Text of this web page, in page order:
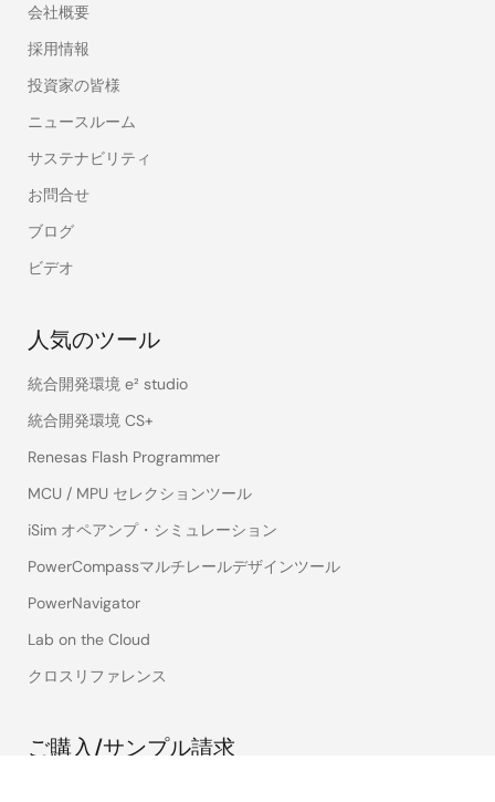
会社概要
採用情報
投資家の皆様
ニュースルーム
サステナビリティ
お問合せ
ブログ
ビデオ
人気のツール
統合開発環境 e² studio
統合開発環境 CS+
Renesas Flash Programmer
MCU / MPU セレクションツール
iSim オペアンプ・シミュレーション
PowerCompassマルチレールデザインツール
PowerNavigator
Lab on the Cloud
クロスリファレンス
ご購入/サンプル請求